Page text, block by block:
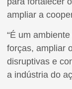
ampliar a
“É um
forças, ampliar
disruptivas e
a indústria do